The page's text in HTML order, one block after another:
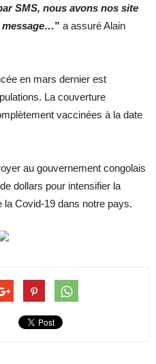
SMS, nous avons nos site
message…” a assuré Alain
en mars dernier est
La couverture
vaccinées à la date
au gouvernement congolais
dollars pour intensifier la
Covid-19 dans notre pays.